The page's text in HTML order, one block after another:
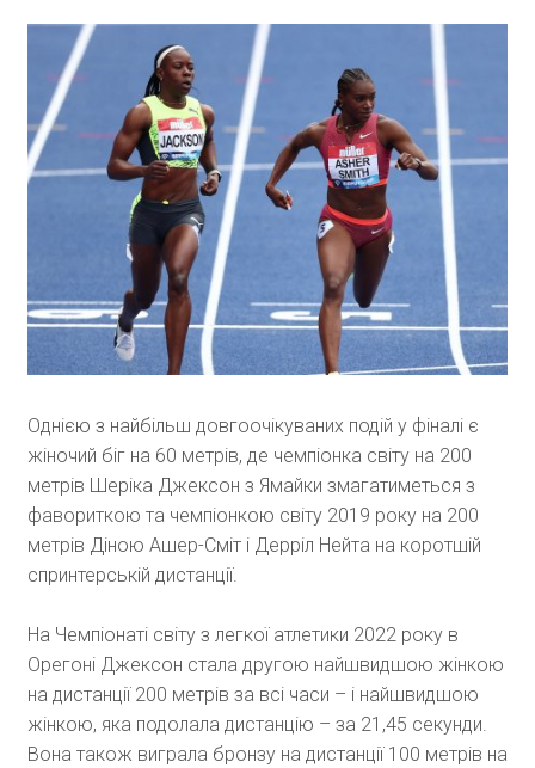
Однією з найбільш довгоочікуваних подій у фіналі є
жіночий біг на 60 метрів, де чемпіонка світу на 200
метрів Шеріка Джексон з Ямайки змагатиметься з
фавориткою та чемпіонкою світу 2019 року на 200
метрів Діною Ашер-Сміт і Дерріл Нейта на коротшій
спринтерській дистанції.
На Чемпіонаті світу з легкої атлетики 2022 року в
Орегоні Джексон стала другою найшвидшою жінкою
на дистанції 200 метрів за всі часи – і найшвидшою
жінкою, яка подолала дистанцію – за 21,45 секунди.
Вона також виграла бронзу на дистанції 100 метрів на